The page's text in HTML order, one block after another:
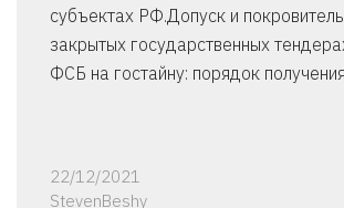
субъектах РФ.Допуск и
закрытых государственных
ФСБ на гостайну: порядок получения
22/12/2021
StevenBeshy